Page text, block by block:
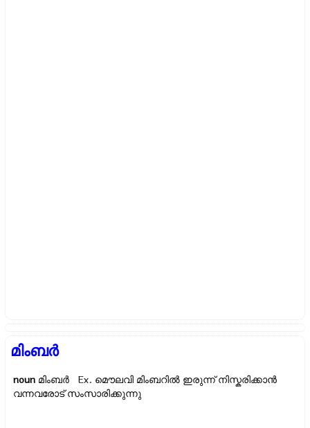
മിംബർ
noun മിംബർ Ex. മൌലവി മിംബറിൽ ഇരുന്ന് നിസ്കരിക്കാൻ
വന്നവരോട് സംസാരിക്കുന്നു